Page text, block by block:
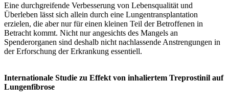
Eine durchgreifende Verbesserung von Lebensqualität und
Überleben lässt sich allein durch eine Lungentransplantation
erzielen, die aber nur für einen kleinen Teil der Betroffenen in
Betracht kommt. Nicht nur angesichts des Mangels an
Spenderorganen sind deshalb nicht nachlassende Anstrengungen in
der Erforschung der Erkrankung essentiell.
Internationale Studie zu Effekt von inhaliertem Treprostinil auf
Lungenfibrose